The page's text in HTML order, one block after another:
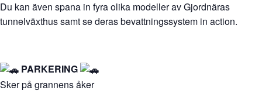
Du kan även spana in fyra olika modeller av Gjordnäras
tunnelväxthus samt se deras bevattningssystem in action.
PARKERING
Sker på grannens åker